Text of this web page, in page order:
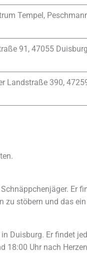
Tempel,
91, 47055 Duisburg
Landstraße 390,
zu stöbern und das
Duisburg. Er findet
18:00 Uhr nach